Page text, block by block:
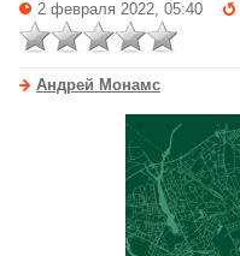
2 февраля 2022, 05:40
Андрей Монамс